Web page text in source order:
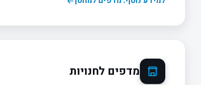
מדפים לחנויות